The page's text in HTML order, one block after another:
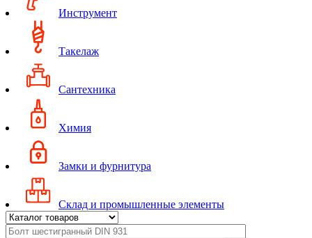
Инструмент
Такелаж
Сантехника
Химия
Замки и фурнитура
Склад и промышленные элементы